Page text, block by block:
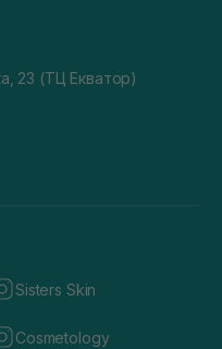
23 (ТЦ Екватор)
Sisters Skin
Cosmetology